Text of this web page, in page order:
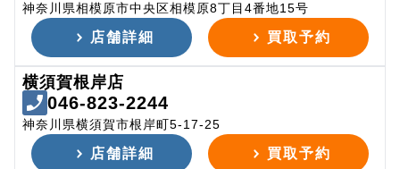
神奈川県相模原市中央区相模原8丁目4番地15号
店舗詳細 買取予約
横須賀根岸店
046-823-2244
神奈川県横須賀市根岸町5-17-25
店舗詳細 買取予約